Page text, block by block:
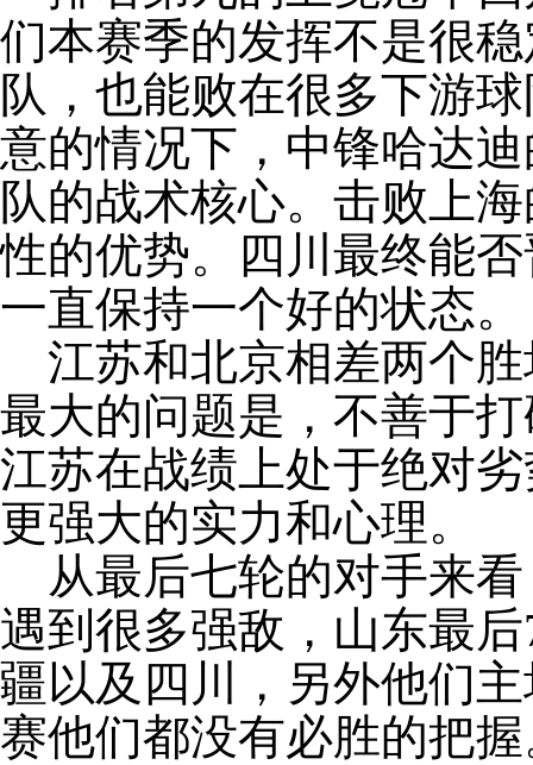
们本赛季的发挥不是很
队，也能败在很多下游
意的情况下，中锋哈达
队的战术核心。击败上
性的优势。四川最终能
一直保持一个好的状态。
江苏和北京相差两个胜
最大的问题是，不善于
江苏在战绩上处于绝对
更强大的实力和心理。
从最后七轮的对手来看
遇到很多强敌，山东最
疆以及四川，另外他们
赛他们都没有必胜的把